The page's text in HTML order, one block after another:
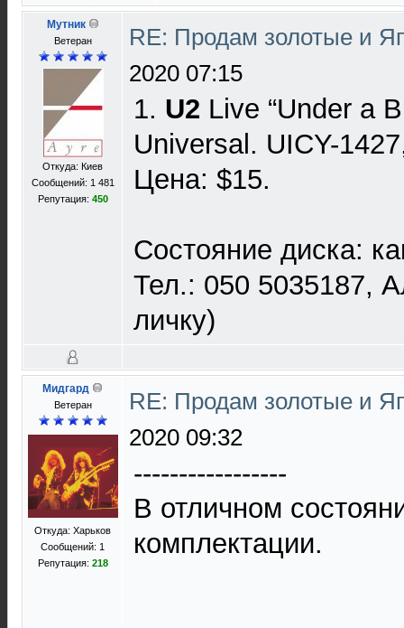
Мутник
Ветеран
Откуда: Киев
Сообщений: 1 481
Репутация: 450
RE: Продам золотые и
2020 07:15
1. U2 Live “Under a
Universal. UICY-
Цена: $15.
Состояние диска:
Тел.: 050 5035187,
личку)
Мидгард
Ветеран
Откуда: Харьков
Сообщений: 1
Репутация: 218
RE: Продам золотые и
2020 09:32
-----------------
В отличном
комплектации.